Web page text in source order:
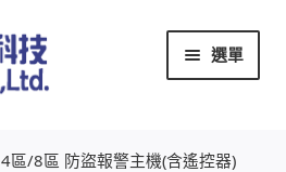
選單
4區/8區 防盜報警主機(含遙控器)